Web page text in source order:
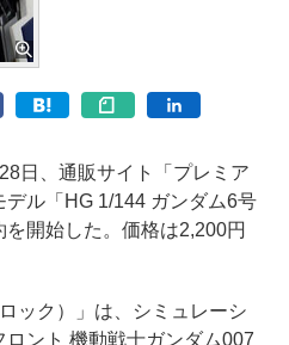
日、通販サイト「プレミア
ル「HG 1/144 ガンダム6号
開始した。価格は2,200円
ック）」は、シミュレーシ
ロント 機動戦士ガンダム007